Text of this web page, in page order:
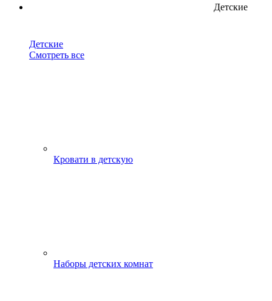
Детские
Детские
Смотреть все
Кровати в детскую
Наборы детских комнат